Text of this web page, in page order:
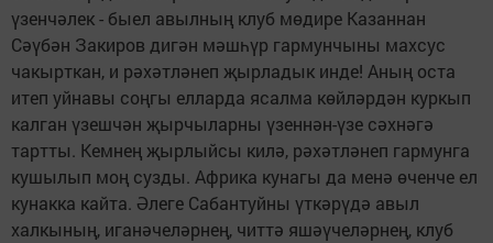
үзенчәлек - быел авылның клуб мөдире Казаннан
Сәүбән Закиров дигән мәшһүр гармунчыны махсус
чакырткан, и рәхәтләнеп җырладык инде! Аның оста
итеп уйнавы соңгы елларда ясалма көйләрдән куркып
калган үзешчән җырчыларны үзеннән-үзе сәхнәгә
тартты. Кемнең җырлыйсы килә, рәхәтләнеп гармунга
кушылып моң сузды. Африка кунагы да менә өченче ел
кунакка кайта. Әлеге Сабантуйны үткәрүдә авыл
халкының, иганәчеләрнең, читтә яшәүчеләрнең, клуб